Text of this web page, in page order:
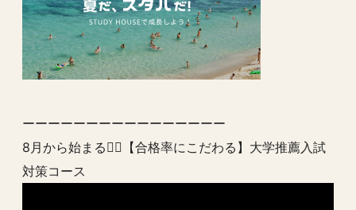
ーーーーーーーーーーーーーーーー
8月から始まる💁‍♂️【合格率にこだわる】大学推薦入試
対策コース